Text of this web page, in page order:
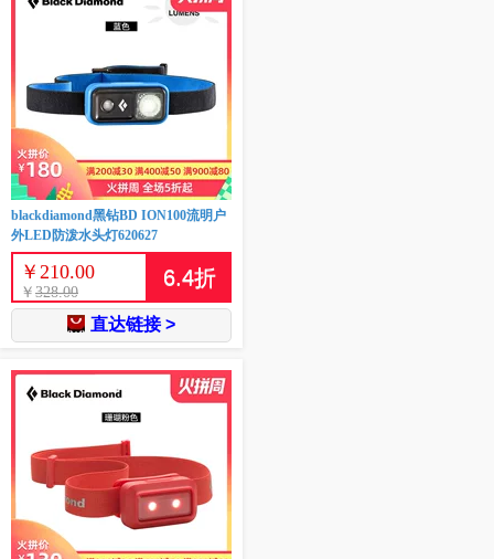
blackdiamond黑钻BD ION100流明户
外LED防泼水头灯620627
￥ 210.00
￥ 328.00
6.4折
直达链接 >